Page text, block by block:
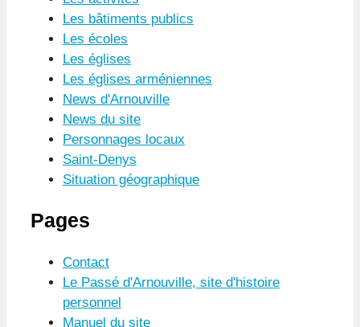
Les bâtiments publics
Les écoles
Les églises
Les églises arméniennes
News d'Arnouville
News du site
Personnages locaux
Saint-Denys
Situation géographique
Pages
Contact
Le Passé d'Arnouville, site d'histoire
personnel
Manuel du site